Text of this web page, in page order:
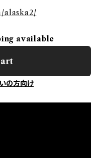
alaska2/
available
の方向け